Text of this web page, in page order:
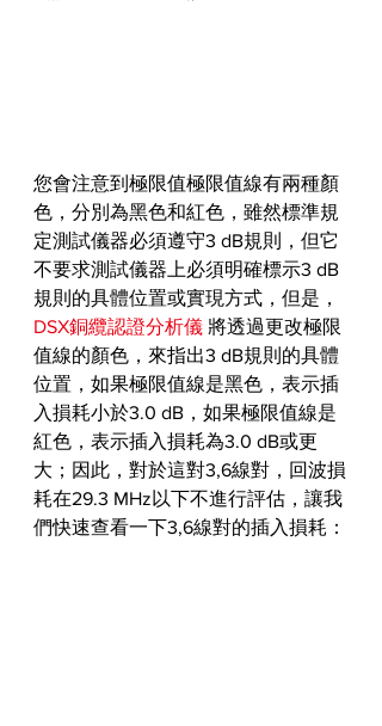
您會注意到極限值極限值線有兩種顏
色，分別為黑色和紅色，雖然標準規
定測試儀器必須遵守3 dB規則，但它
不要求測試儀器上必須明確標示3 dB
規則的具體位置或實現方式，但是，
DSX銅纜認證分析儀 將透過更改極限
值線的顏色，來指出3 dB規則的具體
位置，如果極限值線是黑色，表示插
入損耗小於3.0 dB，如果極限值線是
紅色，表示插入損耗為3.0 dB或更
大；因此，對於這對3,6線對，回波損
耗在29.3 MHz以下不進行評估，讓我
們快速查看一下3,6線對的插入損耗：